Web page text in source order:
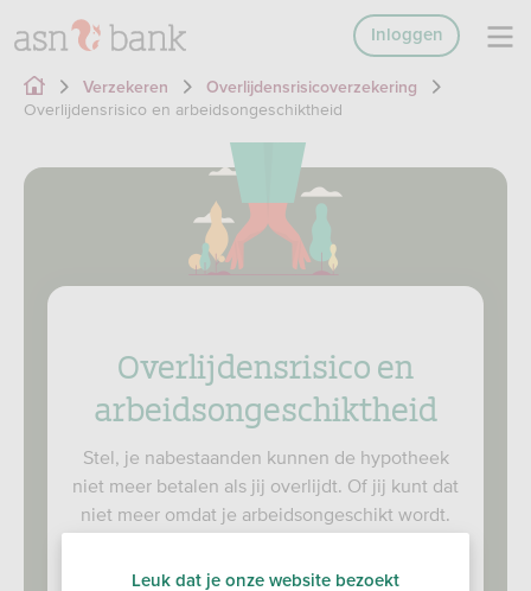
Inloggen
Verzekeren Overlijdensrisicoverzekering
Overlijdensrisico en arbeidsongeschiktheid
Overlijdensrisico en
arbeidsongeschiktheid
Stel, je nabestaanden kunnen de hypotheek
niet meer betalen als jij overlijdt. Of jij kunt dat
niet meer omdat je arbeidsongeschikt wordt.
Dat kan gelukkig. Bijvoorbeeld met een
Leuk dat je onze website bezoekt